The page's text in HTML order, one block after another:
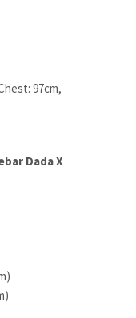
97cm,
Dada X